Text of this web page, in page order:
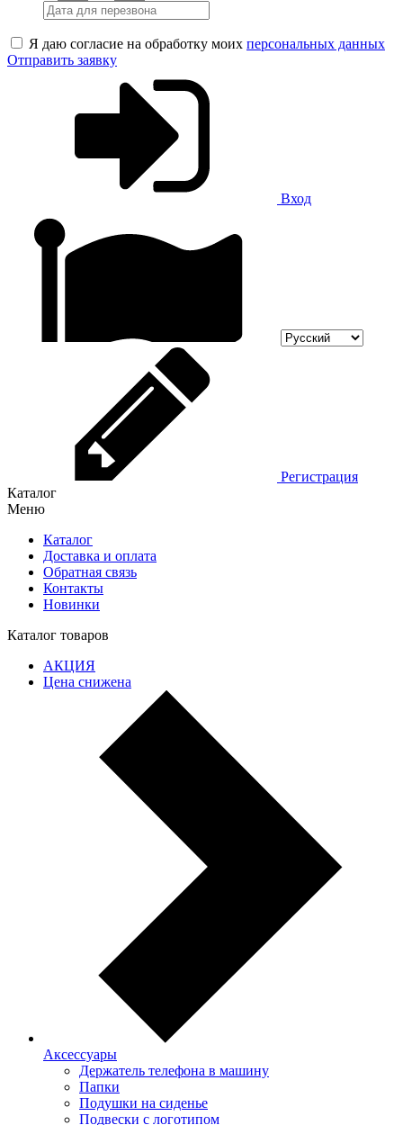
Я даю согласие на обработку моих персональных данных
Отправить заявку
Вход
Регистрация
Каталог
Меню
Каталог
Доставка и оплата
Обратная связь
Контакты
Новинки
Каталог товаров
АКЦИЯ
Цена снижена
Аксессуары
Держатель телефона в машину
Папки
Подушки на сиденье
Подвески с логотипом